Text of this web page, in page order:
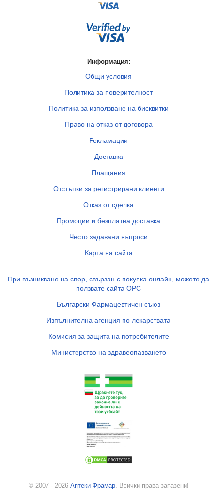
Информация:
Общи условия
Политика за поверителност
Политика за използване на бисквитки
Право на отказ от договора
Рекламации
Доставка
Плащания
Отстъпки за регистрирани клиенти
Отказ от сделка
Промоции и безплатна доставка
Често задавани въпроси
Карта на сайта
При възникване на спор, свързан с покупка онлайн, можете да
ползвате сайта ОРС
Български Фармацевтичен съюз
Изпълнителна агенция по лекарствата
Комисия за защита на потребителите
Министерство на здравеопазването
© 2007 - 2026 Аптеки Фрамар. Всички права запазени!